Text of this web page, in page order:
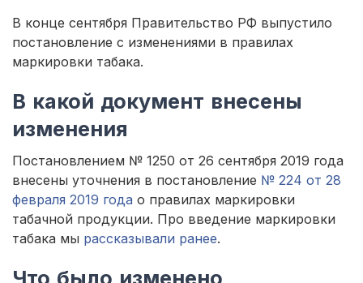
В конце сентября Правительство РФ выпустило
постановление с изменениями в правилах
маркировки табака.
В какой документ внесены
изменения
Постановлением № 1250 от 26 сентября 2019 года
внесены уточнения в постановление № 224 от 28
февраля 2019 года о правилах маркировки
табачной продукции. Про введение маркировки
табака мы рассказывали ранее.
Что было изменено